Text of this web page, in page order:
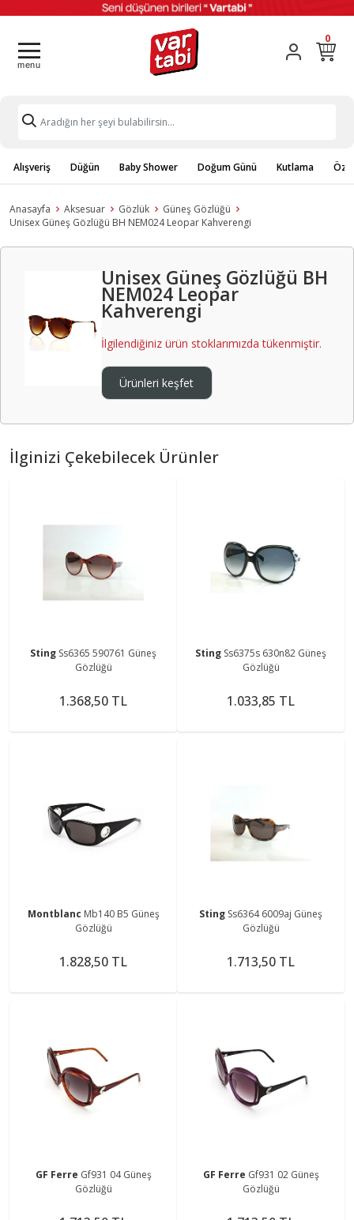
0
Alışveriş Düğün Baby Shower Doğum Günü Kutlama
Anasayfa Aksesuar Gözlük
Güneş Gözlüğü
Unisex Güneş Gözlüğü BH NEM024 Leopar Kahverengi
Unisex Güneş Gözlüğü BH
NEM024 Leopar
Kahverengi
İlgilendiğiniz ürün stoklarımızda tükenmiştir.
Ürünleri keşfet
İlginizi Çekebilecek Ürünler
Sting Ss6365 590761 Güneş
Gözlüğü
1.368,50 TL
Sting Ss6375s 630n82 Güneş
Gözlüğü
1.033,85 TL
Montblanc Mb140 B5 Güneş
Gözlüğü
1.828,50 TL
Sting Ss6364 6009aj Güneş
Gözlüğü
1.713,50 TL
GF Ferre Gf931 04 Güneş
Gözlüğü
GF Ferre Gf931 02 Güneş
Gözlüğü